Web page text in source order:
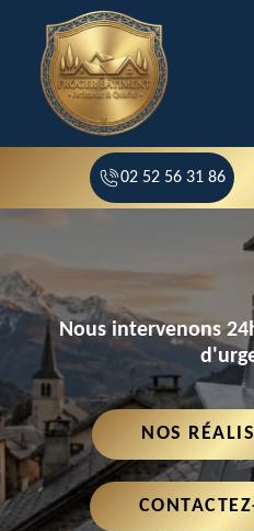
02 52 56 31 86
Nous intervenons
NOS